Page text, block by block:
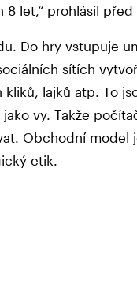
8 let,“ prohlásil
Do hry vstupuje
sítích
kliků, lajků atp. To
vy. Takže
Obchodní model
etik.